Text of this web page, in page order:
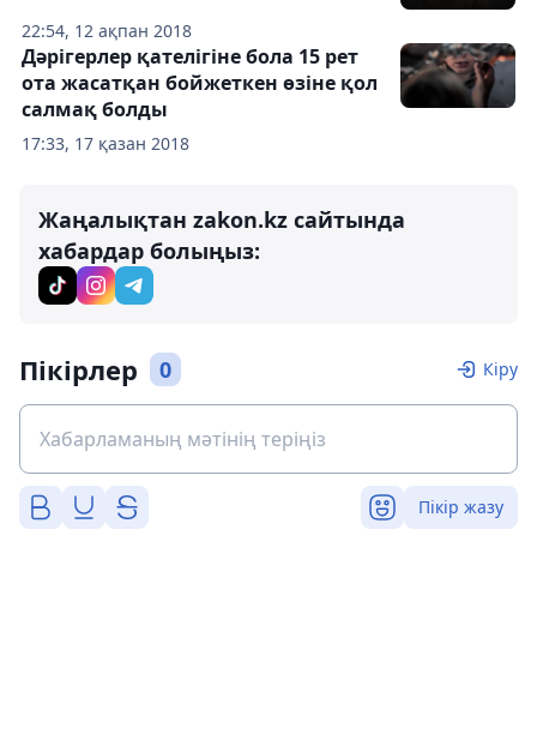
22:54, 12 ақпан 2018
17:33, 17 қазан 2018
Дәрігерлер қателігіне бола 15 рет
ота жасатқан бойжеткен өзіне қол
салмақ болды
Жаңалықтан zakon.kz сайтында
хабардар болыңыз:
Пікірлер 0 Кіру
Пікір жазу